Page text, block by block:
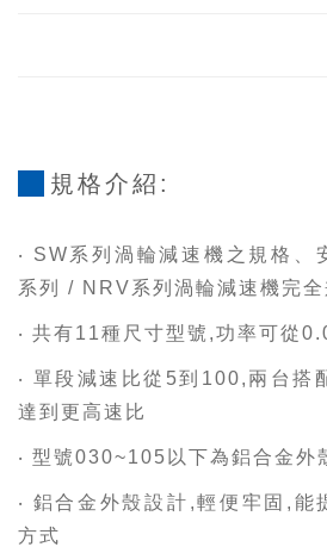
規格介紹:
‧ SW系列渦輪減速機之規格、
系列 / NRV系列渦輪減速機完全
‧ 共有11種尺寸型號,功率可從
‧ 單段減速比從5到100,兩台搭
達到更高速比
‧ 型號030~105以下為鋁合金外
‧ 鋁合金外殼設計,輕便牢固,能
方式